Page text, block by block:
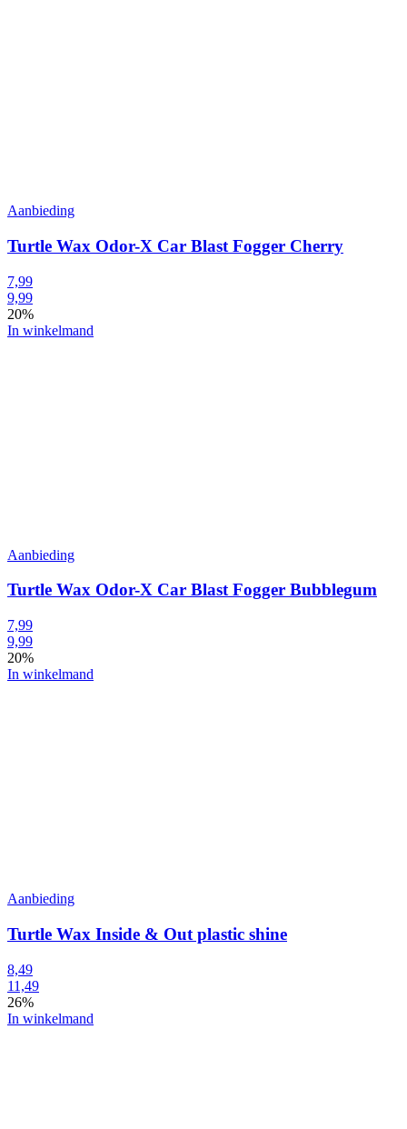
Aanbieding
Turtle Wax Odor-X Car Blast Fogger Cherry
7,99
9,99
20%
In winkelmand
Aanbieding
Turtle Wax Odor-X Car Blast Fogger Bubblegum
7,99
9,99
20%
In winkelmand
Aanbieding
Turtle Wax Inside & Out plastic shine
8,49
11,49
26%
In winkelmand